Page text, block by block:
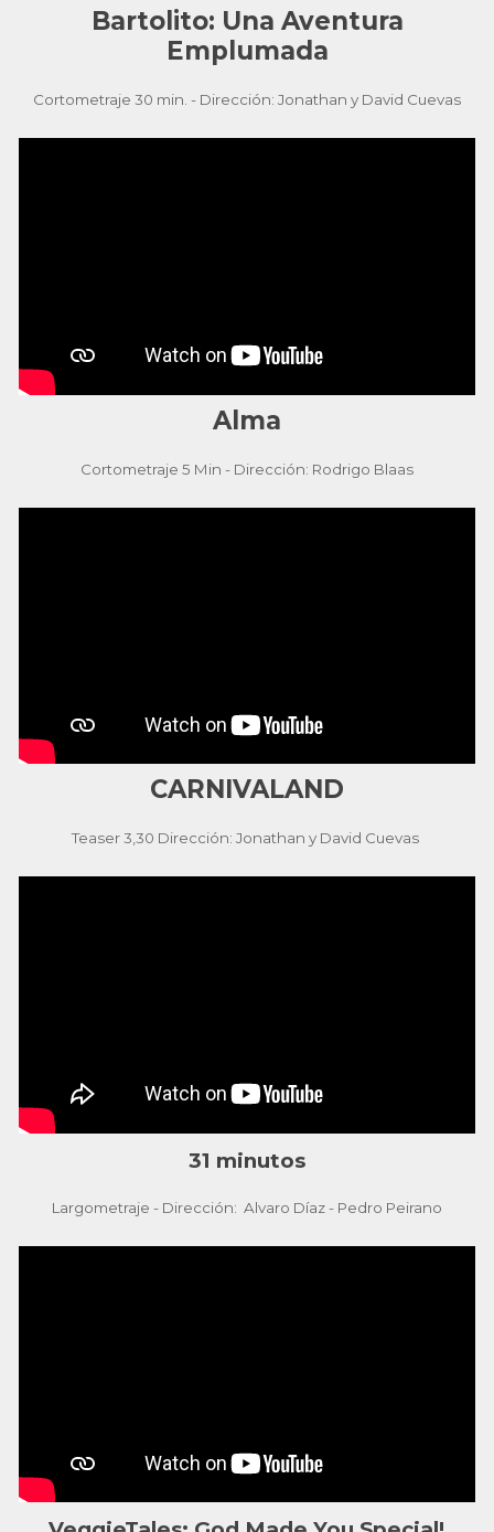
Bartolito: Una Aventura
Emplumada
Cortometraje 30 min. - Dirección: Jonathan y David Cuevas
Alma
Cortometraje 5 Min - Dirección: Rodrigo Blaas
CARNIVALAND
Teaser 3,30 Dirección: Jonathan y David Cuevas
31 minutos
Largometraje - Dirección: Alvaro Díaz - Pedro Peirano